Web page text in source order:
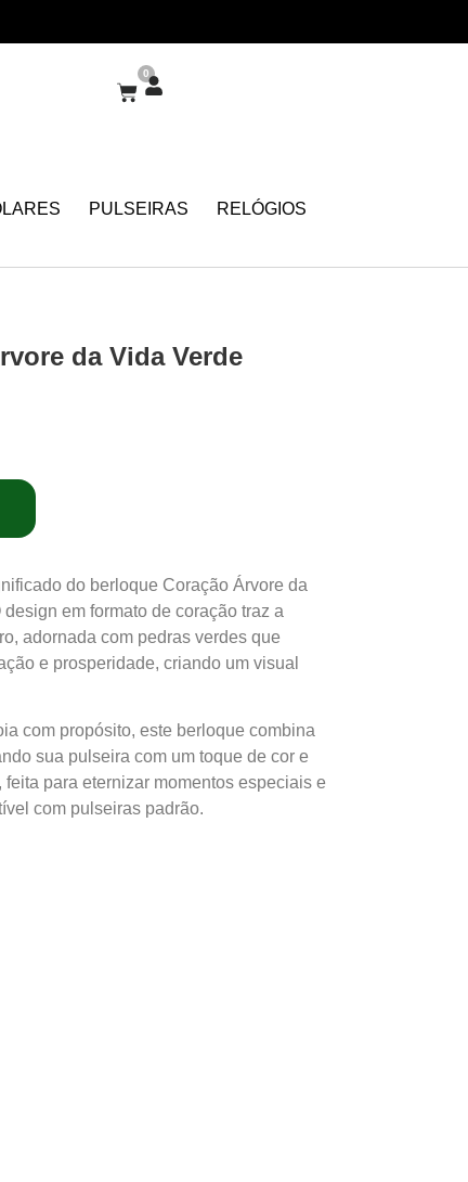
0
PULSEIRAS RELÓGIOS
da Vida Verde
do berloque Coração Árvore da
em formato de coração traz a
adornada com pedras verdes que
e prosperidade, criando um visual
com propósito, este berloque combina
sua pulseira com um toque de cor e
para eternizar momentos especiais e
com pulseiras padrão.